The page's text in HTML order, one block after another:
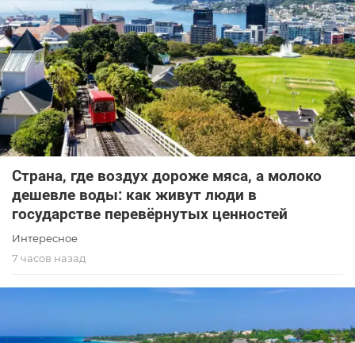
Страна, где воздух дороже мяса, а молоко
дешевле воды: как живут люди в
государстве перевёрнутых ценностей
Интересное
7 часов назад